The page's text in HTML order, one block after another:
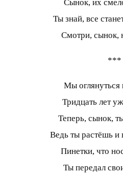
Сынок, их
Ты знай, все
Смотри, сынок,
***
Мы оглянуться
Тридцать лет
Теперь, сынок,
Ведь ты растёшь и
Пинетки, что
Ты передал